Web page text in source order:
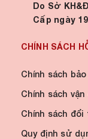
Do Sở
Cấp ngày
CHÍNH SÁCH
Chính sách
Chính sách vận
Chính sách đổi
Quy định sử